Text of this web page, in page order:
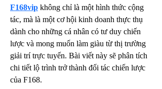
F168vip không chỉ là một hình thức cộng
tác, mà là một cơ hội kinh doanh thực thụ
dành cho những cá nhân có tư duy chiến
lược và mong muốn làm giàu từ thị trường
giải trí trực tuyến. Bài viết này sẽ phân tích
chi tiết lộ trình trở thành đối tác chiến lược
của F168.